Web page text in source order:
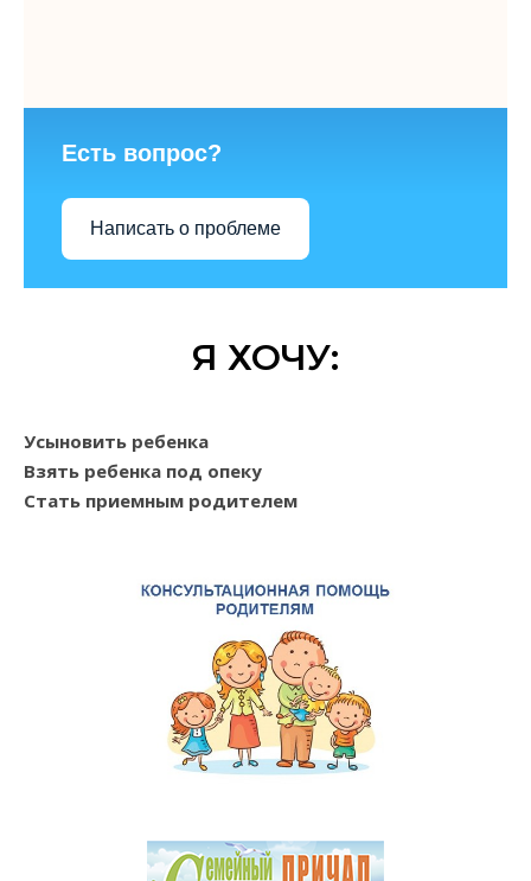
Есть вопрос?
Написать о проблеме
Я ХОЧУ:
Усыновить ребенка
Взять ребенка под опеку
Стать приемным родителем